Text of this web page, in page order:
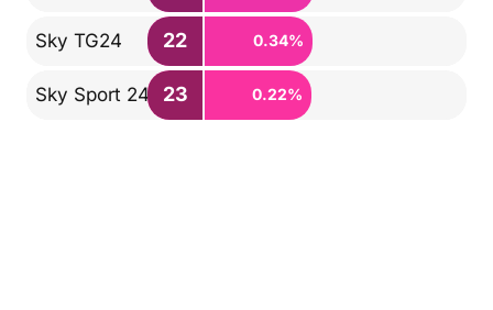
Sky TG24 22 0.34%
Sky Sport 24 23 0.22%